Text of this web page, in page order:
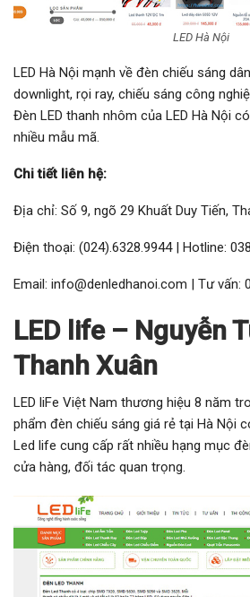
LED Hà Nội
LED Hà Nội mạnh về đèn chiếu sáng
downlight, rọi ray, chiếu sáng công
Đèn LED thanh nhôm của LED Hà Nội
nhiều mẫu mã.
Chi tiết liên hệ:
Địa chỉ: Số 9, ngõ 29 Khuất Duy Tiến,
Điện thoại: (024).6328.9944 | Hotline:
Email: info@denledhanoi.com | Tư vấn:
LED life – Nguyễn
Thanh Xuân
LED liFe Việt Nam thương hiệu 8 năm
phẩm đèn chiếu sáng giá rẻ tại Hà Nội
Led life cung cấp rất nhiều hạng mục
cửa hàng, đối tác quan trọng.